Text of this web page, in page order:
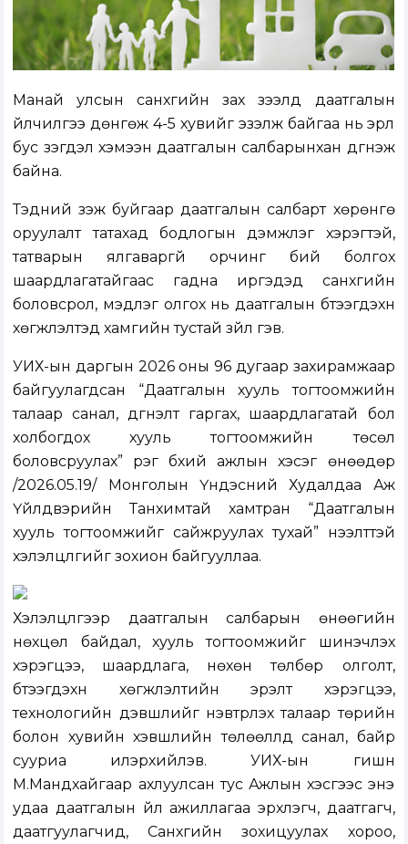
Манай улсын санхүүгийн зах зээлд даатгалын
үйлчилгээ дөнгөж 4-5 хувийг эзэлж байгаа нь эрүүл
бус үзэгдэл хэмээн даатгалын салбарынхан дүгнэж
байна.
Тэдний үзэж буйгаар даатгалын салбарт хөрөнгө
оруулалт татахад бодлогын дэмжлэг хэрэгтэй,
татварын ялгаваргүй орчинг бий болгох
шаардлагатайгаас гадна иргэдэд санхүүгийн
боловсрол, мэдлэг олгох нь даатгалын бүтээгдэхүүн
хөгжүүлэлтэд хамгийн тустай зүйл гэв.
УИХ-ын даргын 2026 оны 96 дугаар захирамжаар
байгуулагдсан “Даатгалын хууль тогтоомжийн
талаар санал, дүгнэлт гаргах, шаардлагатай бол
холбогдох хууль тогтоомжийн төсөл
боловсруулах” үүрэг бүхий ажлын хэсэг өнөөдөр
/2026.05.19/ Монголын Үндэсний Худалдаа Аж
Үйлдвэрийн Танхимтай хамтран “Даатгалын
хууль тогтоомжийг сайжруулах тухай” нээлттэй
хэлэлцүүлгийг зохион байгууллаа.
Хэлэлцүүлгээр даатгалын салбарын өнөөгийн
нөхцөл байдал, хууль тогтоомжийг шинэчлэх
хэрэгцээ, шаардлага, нөхөн төлбөр олголт,
бүтээгдэхүүн хөгжүүлэлтийн эрэлт хэрэгцээ,
технологийн дэвшлийг нэвтрүүлэх талаар төрийн
болон хувийн хэвшлийн төлөөллүүд санал, байр
сууриа илэрхийлэв. УИХ-ын гишүүн
М.Мандхайгаар ахлуулсан тус Ажлын хэсгээс энэ
удаа даатгалын үйл ажиллагаа эрхлэгч, даатгагч,
даатгуулагчид, Санхүүгийн зохицуулах хороо,